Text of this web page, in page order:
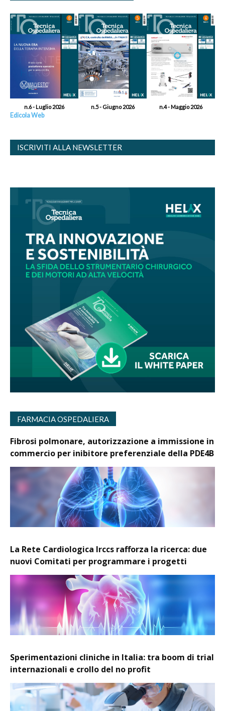
n.6 - Luglio 2026 n.5 - Giugno 2026 n.4 - Maggio 2026
Edicola Web
ISCRIVITI ALLA NEWSLETTER
FARMACIA OSPEDALIERA
Fibrosi polmonare, autorizzazione a immissione in
commercio per inibitore preferenziale della PDE4B
La Rete Cardiologica Irccs rafforza la ricerca: due
nuovi Comitati per programmare i progetti
Sperimentazioni cliniche in Italia: tra boom di trial
internazionali e crollo del no profit